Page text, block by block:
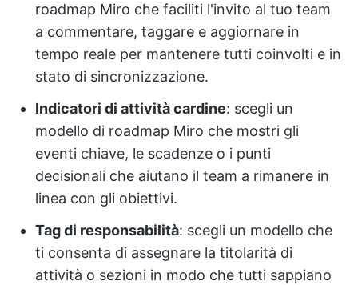
roadmap Miro che faciliti l'invito al tuo team
a commentare, taggare e aggiornare in
tempo reale per mantenere tutti coinvolti e in
stato di sincronizzazione.
Indicatori di attività cardine: scegli un
modello di roadmap Miro che mostri gli
eventi chiave, le scadenze o i punti
decisionali che aiutano il team a rimanere in
linea con gli obiettivi.
Tag di responsabilità: scegli un modello che
ti consenta di assegnare la titolarità di
attività o sezioni in modo che tutti sappiano